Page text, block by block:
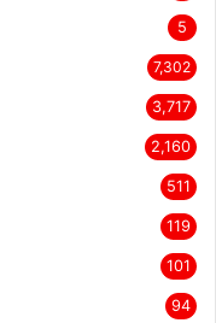
5
7,302
3,717
2,160
511
119
101
94